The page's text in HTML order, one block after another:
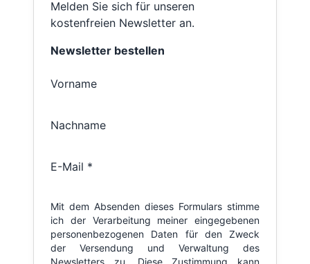
Melden Sie sich für unseren
kostenfreien Newsletter an.